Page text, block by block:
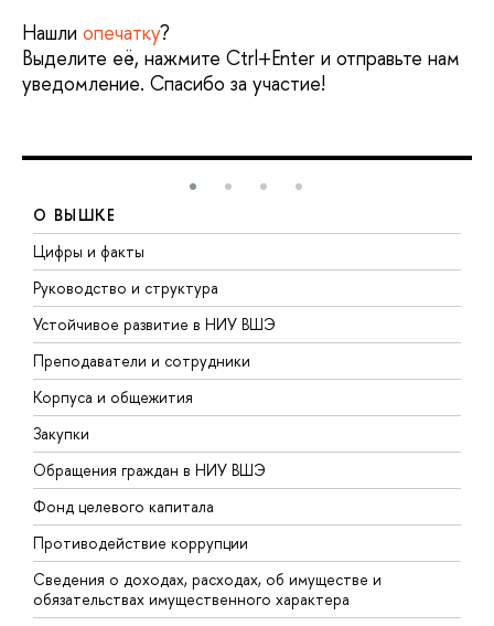
Нашли опечатку?
Выделите её, нажмите Ctrl+Enter и отправьте нам
уведомление. Спасибо за участие!
О ВЫШКЕ
Цифры и факты
Руководство и структура
Устойчивое развитие в НИУ ВШЭ
Преподаватели и сотрудники
Корпуса и общежития
Закупки
Обращения граждан в НИУ ВШЭ
Фонд целевого капитала
Противодействие коррупции
Сведения о доходах, расходах, об имуществе и
обязательствах имущественного характера